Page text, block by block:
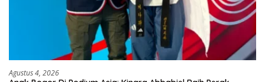
Agustus 4, 2026